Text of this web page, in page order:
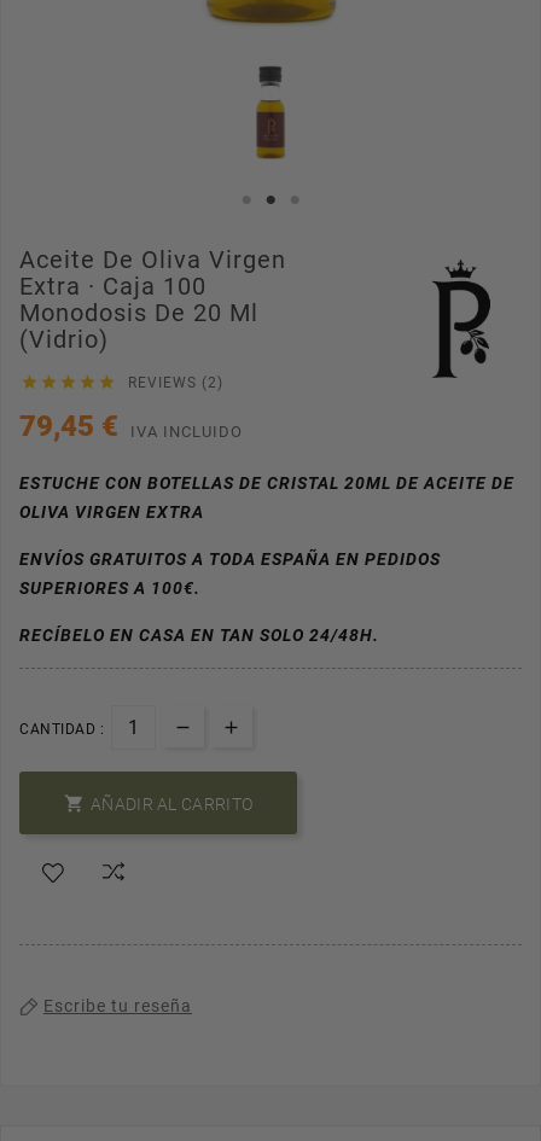
Aceite De Oliva Virgen
Extra · Caja 100
Monodosis De 20 Ml
(Vidrio)
     REVIEWS (2)
79,45 € IVA INCLUIDO
ESTUCHE CON BOTELLAS DE CRISTAL 20ML DE ACEITE DE
OLIVA VIRGEN EXTRA
ENVÍOS GRATUITOS A TODA ESPAÑA EN PEDIDOS
SUPERIORES A 100€.
RECÍBELO EN CASA EN TAN SOLO 24/48H.
CANTIDAD :
 AÑADIR AL CARRITO
Escribe tu reseña